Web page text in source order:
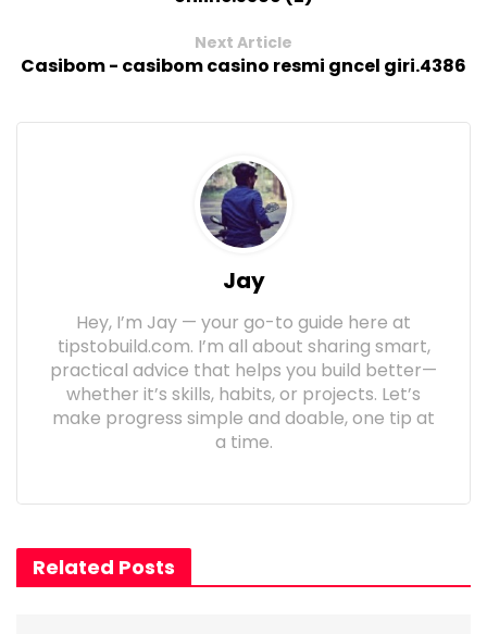
Next Article
Casibom - casibom casino resmi gncel giri.4386
Jay
Hey, I’m Jay — your go-to guide here at
tipstobuild.com. I’m all about sharing smart,
practical advice that helps you build better—
whether it’s skills, habits, or projects. Let’s
make progress simple and doable, one tip at
a time.
Related Posts